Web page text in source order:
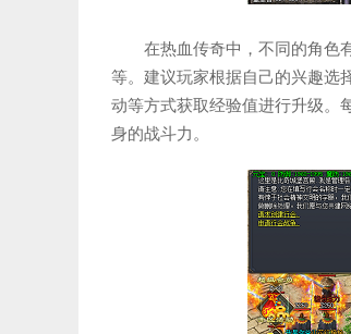
在热血传奇中，不同的角色
等。建议玩家根据自己的兴趣选
动等方式获取经验值进行升级。
身的战斗力。